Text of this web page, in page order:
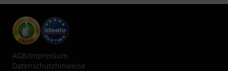
AGB/Impressum
Datenschutzhinweise